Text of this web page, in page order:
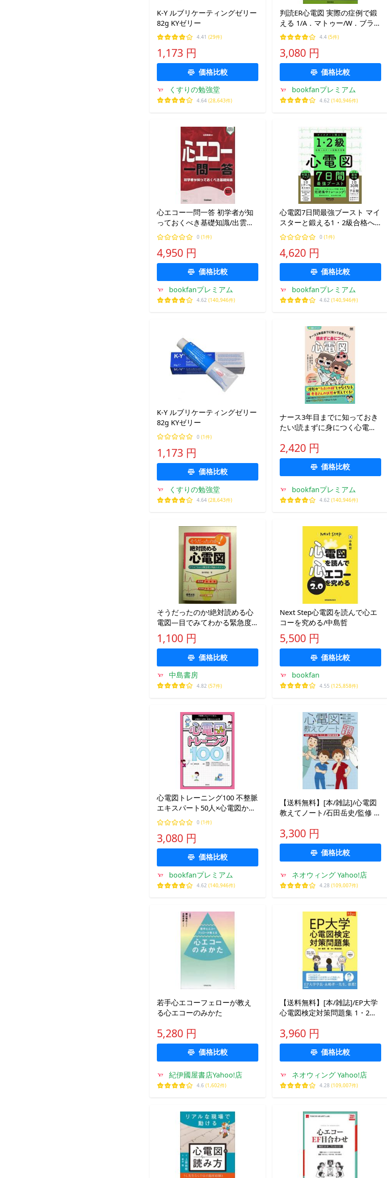
K-Y ルブリケーティングゼリー
82g KYゼリー
4.41 (29件)
1,173 円
価格比較
くすりの勉強堂
4.64 (28,643件)
判読ER心電図 実際の症例で鍛
える 1/A．マトゥー/W．ブラデ
ィ/岩瀬三紀
4.4(5件)
3,080 円
価格比較
bookfanプレミアム
4.62 (140,946件)
心エコー一問一答 初学者が知
っておくべき基礎知識/出雲昌
樹
0 (1件)
4,950 円
価格比較
bookfanプレミアム
4.62 (140,946件)
心電図7日間最強ブースト マイ
スターと鍛える1・2級合格へ
のテーマ別集中対策/萬納寺洋
士/矢加部大輔
0 (1件)
4,620 円
価格比較
bookfanプレミアム
4.62 (140,946件)
K-Y ルブリケーティングゼリー
82g KYゼリー
0 (1件)
1,173 円
価格比較
くすりの勉強堂
4.64 (28,643件)
ナース3年目までに知っておき
たい!読まずに身につく心電図/
2,420 円
価格比較
bookfanプレミアム
4.62 (140,946件)
そうだったのか!絶対読める心
電図―目でみてわかる緊急度
と判読のポイント 単行本
1,100 円
価格比較
中島書房
4.82 (57件)
Next Step心電図を読んで心エ
コーを究める/中島哲
5,500 円
価格比較
bookfan
4.55 (125,858件)
心電図トレーニング100 不整脈
エキスパート50人×心電図から
所見・病態をとらえる2問 1〜3
級学習向け/EP大学/福永真人/
徳田道史
0 (1件)
3,080 円
価格比較
bookfanプレミアム
4.62 (140,946件)
【送料無料】[本/雑誌]/心電図
教えてノート/石田岳史/監修 冨
3,300 円
価格比較
ネオウィング Yahoo!店
4.28 (109,007件)
若手心エコーフェローが教え
る心エコーのみかた
5,280 円
価格比較
紀伊國屋書店Yahoo!店
4.6 (1,602件)
【送料無料】[本/雑誌]/EP大学
心電図検定対策問題集 1・2級
集
3,960 円
価格比較
ネオウィング Yahoo!店
4.28 (109,007件)